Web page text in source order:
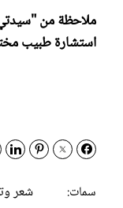
ملاحظة من
استشارة طبيب
سمات:
شعر